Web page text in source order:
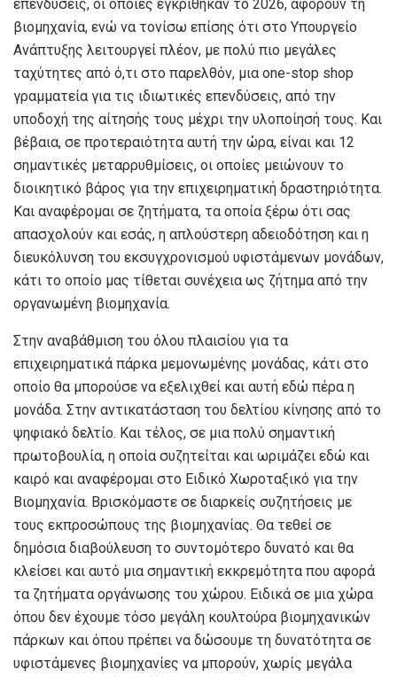
επενδύσεις, οι οποίες εγκρίθηκαν το 2026, αφορούν τη
βιομηχανία, ενώ να τονίσω επίσης ότι στο Υπουργείο
Ανάπτυξης λειτουργεί πλέον, με πολύ πιο μεγάλες
ταχύτητες από ό,τι στο παρελθόν, μια one-stop shop
γραμματεία για τις ιδιωτικές επενδύσεις, από την
υποδοχή της αίτησής τους μέχρι την υλοποίησή τους. Και
βέβαια, σε προτεραιότητα αυτή την ώρα, είναι και 12
σημαντικές μεταρρυθμίσεις, οι οποίες μειώνουν το
διοικητικό βάρος για την επιχειρηματική δραστηριότητα.
Και αναφέρομαι σε ζητήματα, τα οποία ξέρω ότι σας
απασχολούν και εσάς, η απλούστερη αδειοδότηση και η
διευκόλυνση του εκσυγχρονισμού υφιστάμενων μονάδων,
κάτι το οποίο μας τίθεται συνέχεια ως ζήτημα από την
οργανωμένη βιομηχανία.
Στην αναβάθμιση του όλου πλαισίου για τα
επιχειρηματικά πάρκα μεμονωμένης μονάδας, κάτι στο
οποίο θα μπορούσε να εξελιχθεί και αυτή εδώ πέρα η
μονάδα. Στην αντικατάσταση του δελτίου κίνησης από το
ψηφιακό δελτίο. Και τέλος, σε μια πολύ σημαντική
πρωτοβουλία, η οποία συζητείται και ωριμάζει εδώ και
καιρό και αναφέρομαι στο Ειδικό Χωροταξικό για την
Βιομηχανία. Βρισκόμαστε σε διαρκείς συζητήσεις με
τους εκπροσώπους της βιομηχανίας. Θα τεθεί σε
δημόσια διαβούλευση το συντομότερο δυνατό και θα
κλείσει και αυτό μια σημαντική εκκρεμότητα που αφορά
τα ζητήματα οργάνωσης του χώρου. Ειδικά σε μια χώρα
όπου δεν έχουμε τόσο μεγάλη κουλτούρα βιομηχανικών
πάρκων και όπου πρέπει να δώσουμε τη δυνατότητα σε
υφιστάμενες βιομηχανίες να μπορούν, χωρίς μεγάλα